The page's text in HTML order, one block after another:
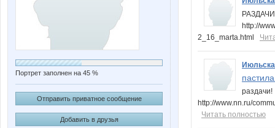
Портрет заполнен на 45 %
Отправить приватное сообщение
Добавить в друзья
РАЗДАЧИ
http://
2_16_marta.html
раздачи!
http://www.nn.ru/
Читать полностью